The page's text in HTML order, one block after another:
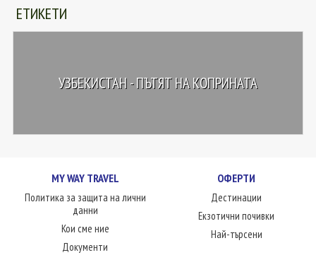
ЕКЗОТИЧНИ ПОЧИВКИ
НОВА ГОДИНА
ЛЮБОПИТНО
КОНТАКТИ
ЕТИКЕТИ
УЗБЕКИСТАН - ПЪТЯТ НА КОПРИНАТА
MY WAY TRAVEL
Политика за защита на лични
данни
Кои сме ние
Документи
ОФЕРТИ
Дестинации
Екзотични почивки
Най-търсени